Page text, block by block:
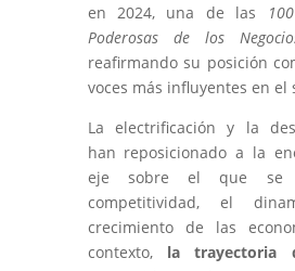
en 2024, una de las
Poderosas de los
reafirmando su posición
voces más influyentes en el
La electrificación y la
han reposicionado a la
eje sobre el que se
competitividad, el
crecimiento de las
contexto,la trayectoria